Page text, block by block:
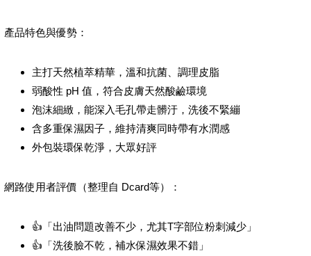
產品特色與優勢：
主打天然植萃精華，溫和抗菌、調理皮脂
弱酸性 pH 值，符合皮膚天然酸鹼環境
泡沫細緻，能深入毛孔帶走髒汙，洗後不緊繃
含多重保濕因子，維持清爽同時帶有水潤感
外包裝環保乾淨，大眾好評
網路使用者評價（整理自 Dcard等）：
👍「出油問題改善不少，尤其T字部位粉刺減少」
👍「洗後臉不乾，補水保濕效果不錯」